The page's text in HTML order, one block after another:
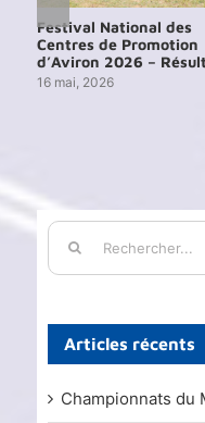
Festival National des
Centres de Promotion
d’Aviron 2026 –
16 mai, 2026
Rechercher:
Articles récents
Championnats du